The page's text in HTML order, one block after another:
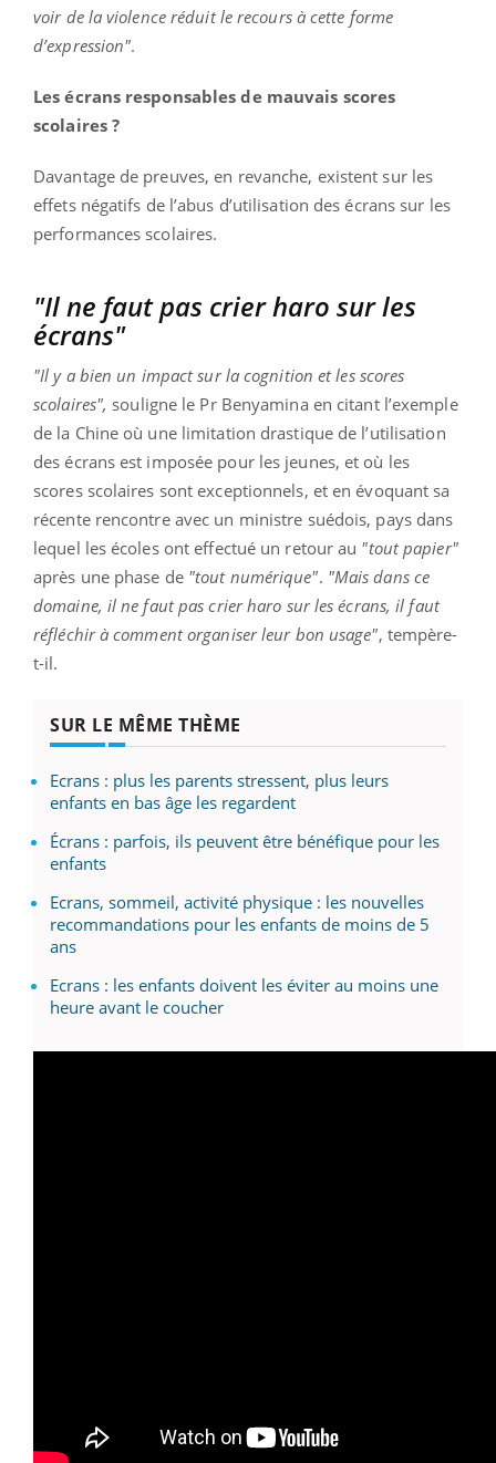
voir de la violence réduit le recours à cette forme
d’expression".
Les écrans responsables de mauvais scores
scolaires ?
Davantage de preuves, en revanche, existent sur les
effets négatifs de l’abus d’utilisation des écrans sur les
performances scolaires.
"Il ne faut pas crier haro sur les
écrans"
"Il y a bien un impact sur la cognition et les scores
scolaires", souligne le Pr Benyamina en citant l’exemple
de la Chine où une limitation drastique de l’utilisation
des écrans est imposée pour les jeunes, et où les
scores scolaires sont exceptionnels, et en évoquant sa
récente rencontre avec un ministre suédois, pays dans
lequel les écoles ont effectué un retour au "tout papier"
après une phase de "tout numérique". "Mais dans ce
domaine, il ne faut pas crier haro sur les écrans, il faut
réfléchir à comment organiser leur bon usage", tempère-
t-il.
SUR LE MÊME THÈME
Ecrans : plus les parents stressent, plus leurs
enfants en bas âge les regardent
Écrans : parfois, ils peuvent être bénéfique pour les
enfants
Ecrans, sommeil, activité physique : les nouvelles
recommandations pour les enfants de moins de 5
ans
Ecrans : les enfants doivent les éviter au moins une
heure avant le coucher